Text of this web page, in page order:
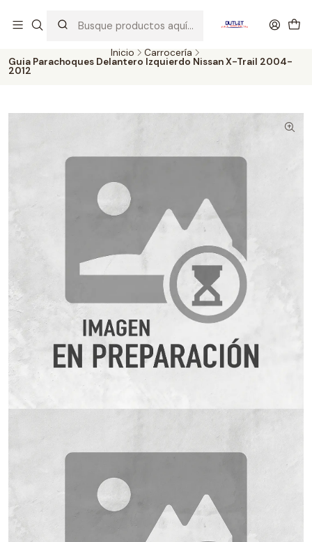
probados con altos estándares de calidad.
Inicio Carrocería
Guia Parachoques Delantero Izquierdo Nissan X-Trail 2004-
2012